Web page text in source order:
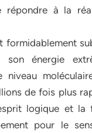
répondre à la
formidablement
son énergie
niveau
de fois plus
logique et la
pour le